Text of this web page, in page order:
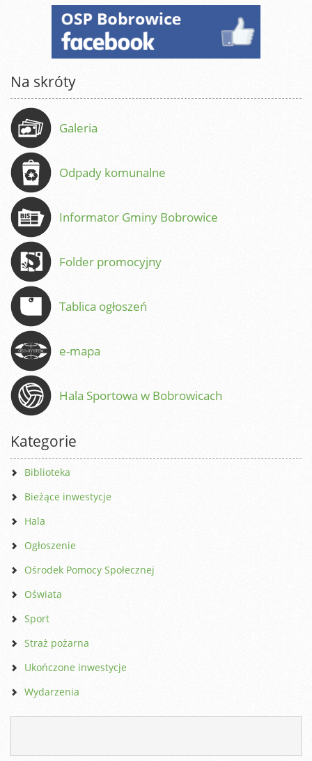
Na skróty
Galeria
Odpady komunalne
Informator Gminy Bobrowice
Folder promocyjny
Tablica ogłoszeń
e-mapa
Hala Sportowa w Bobrowicach
Kategorie
Biblioteka
Bieżące inwestycje
Hala
Ogłoszenie
Ośrodek Pomocy Społecznej
Oświata
Sport
Straż pożarna
Ukończone inwestycje
Wydarzenia